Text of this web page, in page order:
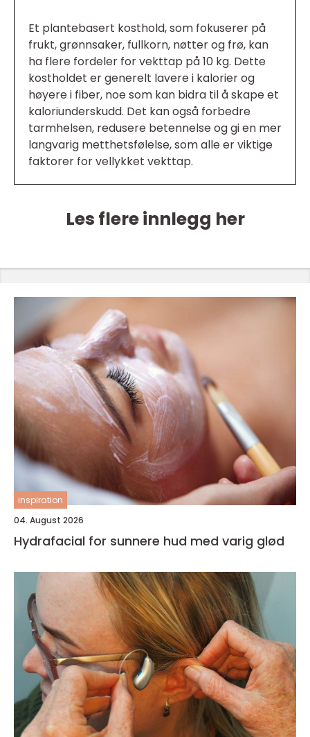
Et plantebasert kosthold, som fokuserer på
frukt, grønnsaker, fullkorn, nøtter og frø, kan
ha flere fordeler for vekttap på 10 kg. Dette
kostholdet er generelt lavere i kalorier og
høyere i fiber, noe som kan bidra til å skape et
kaloriunderskudd. Det kan også forbedre
tarmhelsen, redusere betennelse og gi en mer
langvarig metthetsfølelse, som alle er viktige
faktorer for vellykket vekttap.
Les flere innlegg her
inspiration
04. August 2026
Hydrafacial for sunnere hud med varig glød